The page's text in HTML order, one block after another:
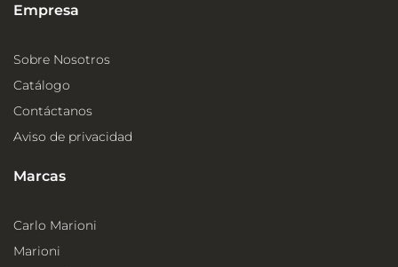
Empresa
Sobre Nosotros
Catálogo
Contáctanos
Aviso de privacidad
Marcas
Carlo Marioni
Marioni